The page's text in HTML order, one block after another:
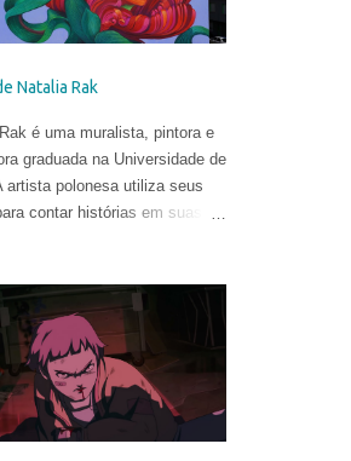
Natalia Rak
é uma muralista, pintora e
graduada na Universidade de
artista polonesa utiliza seus
contar histórias em suas